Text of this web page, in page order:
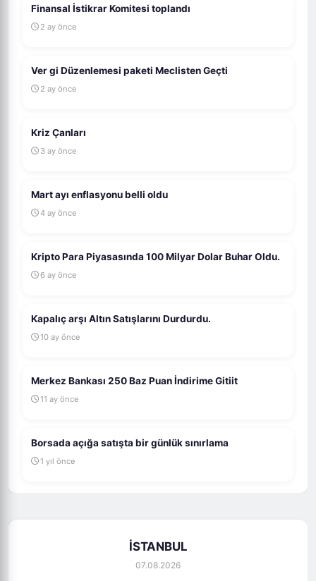
Finansal İstikrar Komitesi toplandı
2 ay önce
Ver gi Düzenlemesi paketi Meclisten Geçti
2 ay önce
Kriz Çanları
3 ay önce
Mart ayı enflasyonu belli oldu
4 ay önce
Kripto Para Piyasasında 100 Milyar Dolar Buhar Oldu.
6 ay önce
Kapalıç arşı Altın Satışlarını Durdurdu.
10 ay önce
Merkez Bankası 250 Baz Puan İndirime Gitiit
11 ay önce
Borsada açığa satışta bir günlük sınırlama
1 yıl önce
İSTANBUL
07.08.2026